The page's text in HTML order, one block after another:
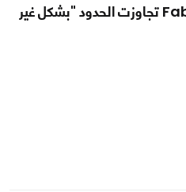
يبدو أن ميزانية تطوير لعبة Fable تجاوزت الحدود "بشكل غير